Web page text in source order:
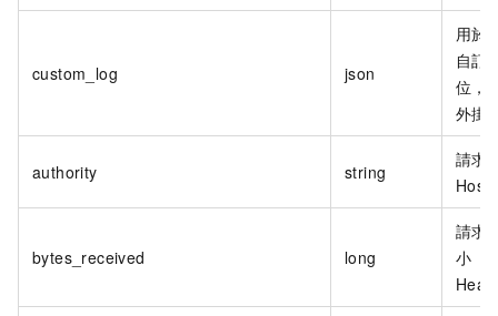
custom_log json
用於
自訂
位，
外掛
authority string
請求
Host
bytes_received long
請求
小（